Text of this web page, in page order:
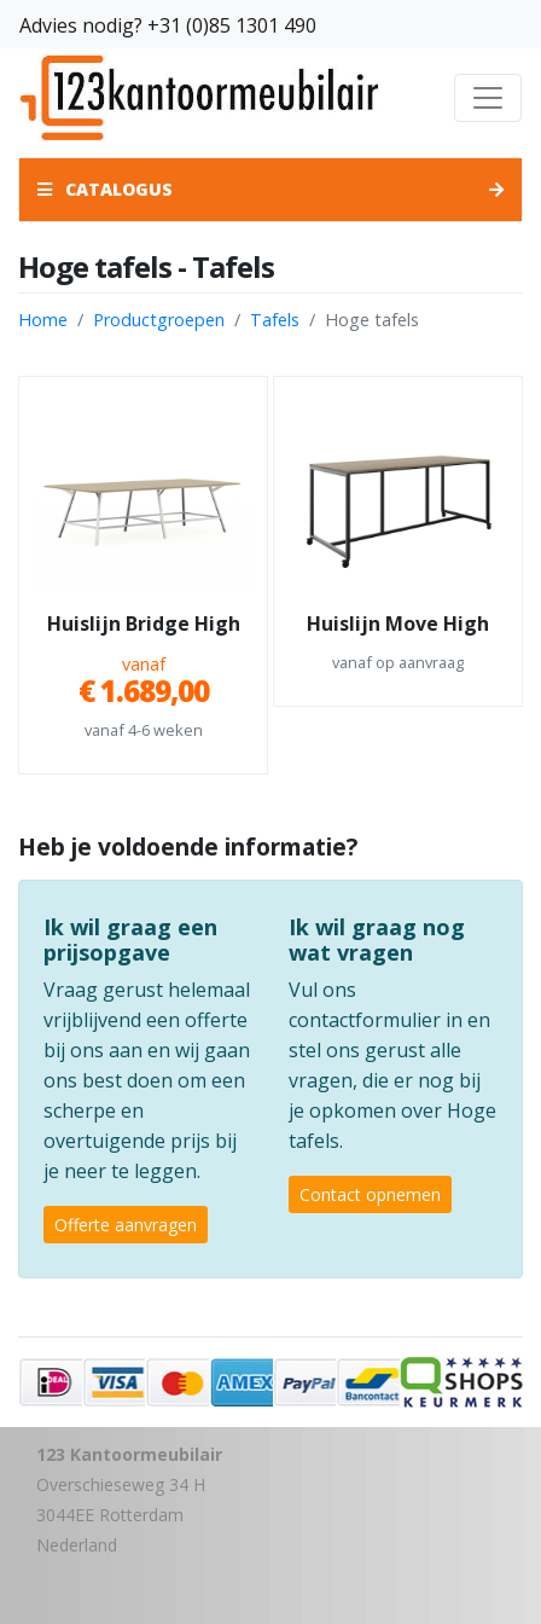
Advies nodig? +31 (0)85 1301 490
CATALOGUS
Hoge tafels - Tafels
Home Productgroepen Tafels Hoge tafels
Huislijn Bridge High
vanaf
€ 1.689,00
vanaf 4-6 weken
Huislijn Move High
vanaf op aanvraag
Heb je voldoende informatie?
Ik wil graag een
prijsopgave
Vraag gerust helemaal
vrijblijvend een offerte
bij ons aan en wij gaan
ons best doen om een
scherpe en
overtuigende prijs bij
je neer te leggen.
Offerte aanvragen
Ik wil graag nog
wat vragen
Vul ons
contactformulier in en
stel ons gerust alle
vragen, die er nog bij
je opkomen over Hoge
tafels.
Contact opnemen
123 Kantoormeubilair
Overschieseweg 34 H
3044EE Rotterdam
Nederland